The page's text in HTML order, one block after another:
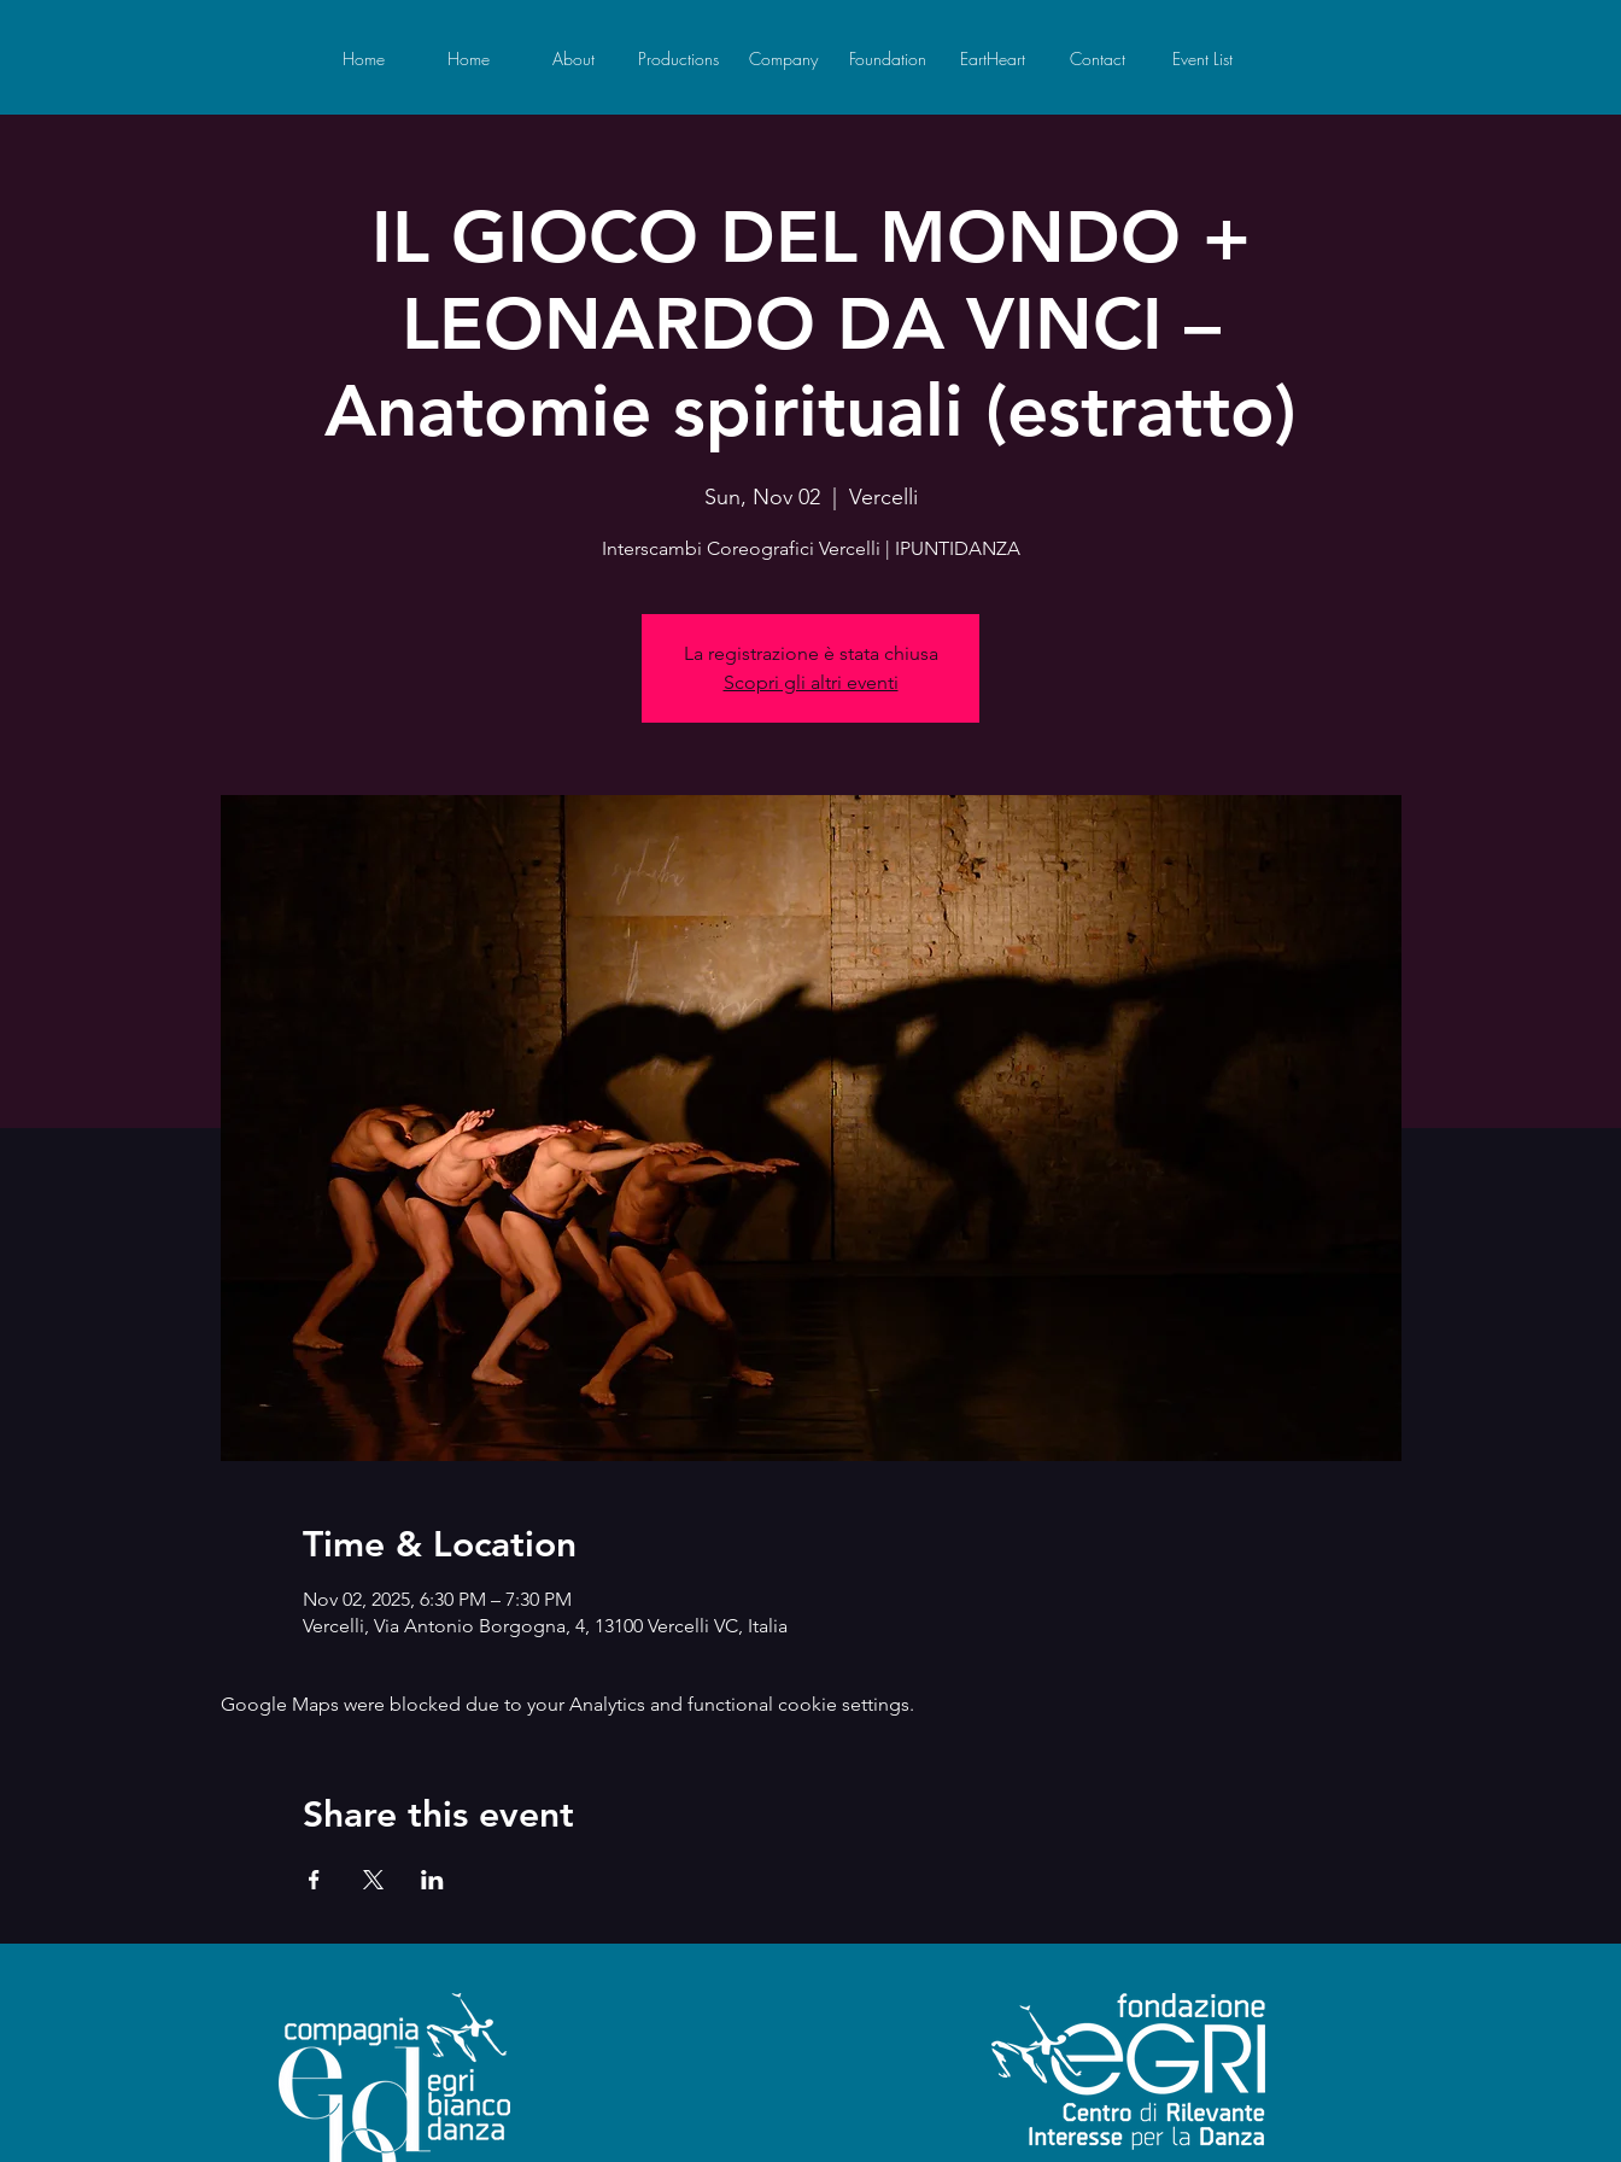
Home Home About Productions Company Foundation EartHeart Contact Event List
IL GIOCO DEL MONDO +
LEONARDO DA VINCI –
Anatomie spirituali (estratto)
Sun, Nov 02
  |
Vercelli
Interscambi Coreografici Vercelli | IPUNTIDANZA
La registrazione è stata chiusa
Scopri gli altri eventi
Time & Location
Nov 02, 2025, 6:30 PM – 7:30 PM
Vercelli, Via Antonio Borgogna, 4, 13100 Vercelli VC, Italia
Google Maps were blocked due to your Analytics and functional cookie settings.
Share this event